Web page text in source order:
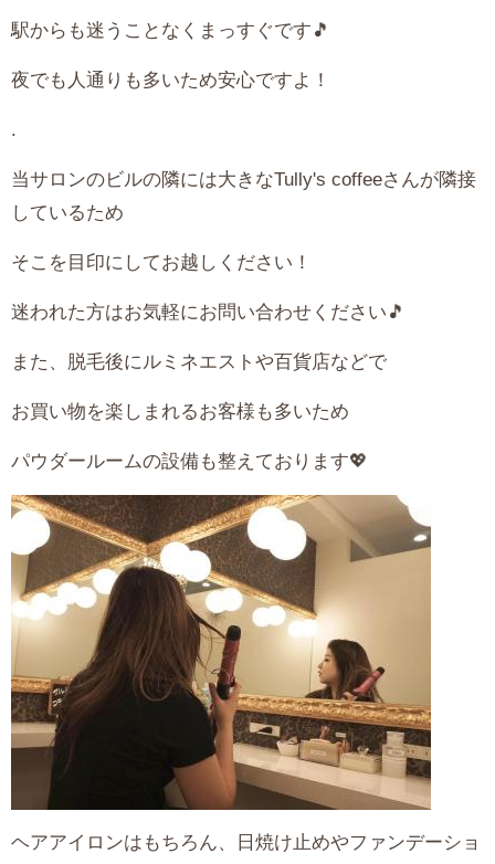
駅からも迷うことなくまっすぐです🎵
夜でも人通りも多いため安心ですよ！
.
当サロンのビルの隣には大きなTully's coffeeさんが隣接
しているため
そこを目印にしてお越しください！
迷われた方はお気軽にお問い合わせください🎵
また、脱毛後にルミネエストや百貨店などで
お買い物を楽しまれるお客様も多いため
パウダールームの設備も整えております💖
ヘアアイロンはもちろん、日焼け止めやファンデーショ